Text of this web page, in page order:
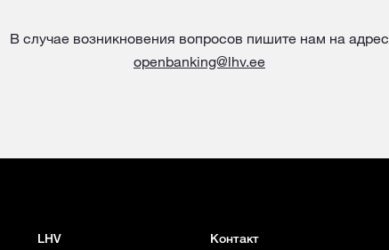
В случае возникновения вопросов пишите нам на адрес
openbanking@lhv.ee
LHV
Контакт